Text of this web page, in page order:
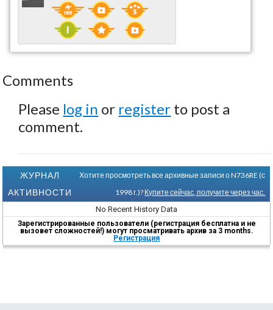
Comments
Please log in or register to post a
comment.
ЖУРНАЛ
АКТИВНОСТИ
Хотите просмотреть все архивные записи о N736RE (с
1998 г.)? Купите сейчас, получите через час.
No Recent History Data
Зарегистрированные пользователи (регистрация бесплатна и не
вызовет сложностей!) могут просматривать архив за 3 months.
Регистрация